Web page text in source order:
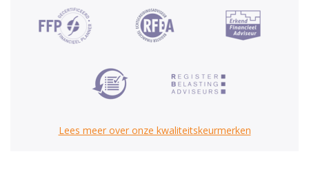
Lees meer over onze kwaliteitskeurmerken